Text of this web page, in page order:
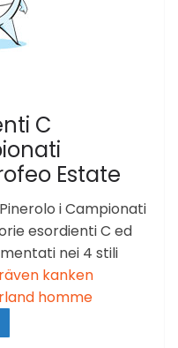
C
Estate
i Campionati
esordienti C ed
nei 4 stili
kanken
homme